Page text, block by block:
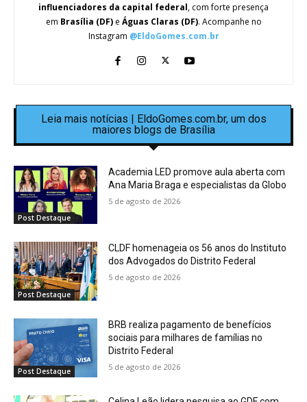
influenciadores da capital federal, com forte presença
em Brasília (DF)e Águas Claras (DF). Acompanhe no
Instagram @EldoGomes.com.br
Leia mais notícias | EldoGomes.com.br, um dos
maiores blogs de Brasília
Post Destaque
Academia LED promove aula aberta com
Ana Maria Braga e especialistas da Globo
5 de agosto de 2026
Post Destaque
CLDF homenageia os 56 anos do Instituto
dos Advogados do Distrito Federal
5 de agosto de 2026
Post Destaque
BRB realiza pagamento de benefícios
sociais para milhares de famílias no
Distrito Federal
5 de agosto de 2026